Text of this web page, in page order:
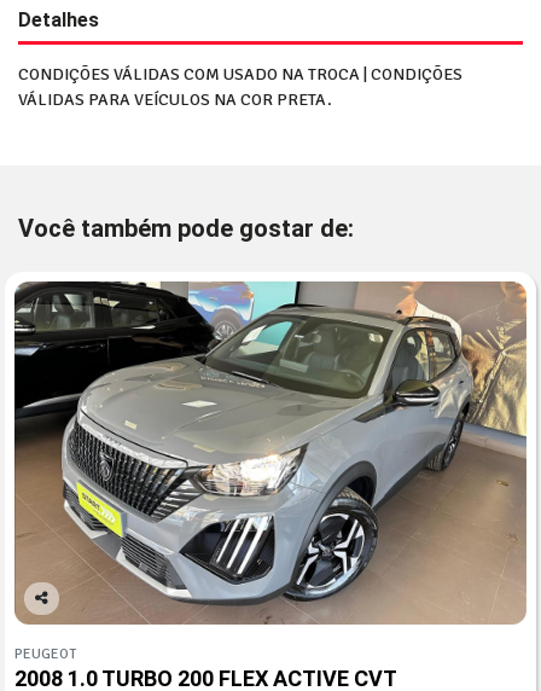
Detalhes
CONDIÇÕES VÁLIDAS COM USADO NA TROCA | CONDIÇÕES
VÁLIDAS PARA VEÍCULOS NA COR PRETA.
Você também pode gostar de:
Co
arti
lhe
PEUGEOT
2008 1.0 TURBO 200 FLEX ACTIVE CVT